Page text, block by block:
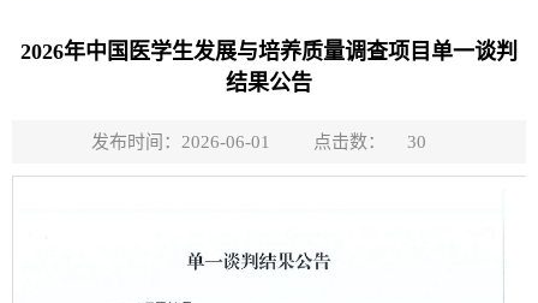
2026年中国医学生发展与培养质量调查项目单一谈判
结果公告
发布时间：2026-06-01 点击数： 30